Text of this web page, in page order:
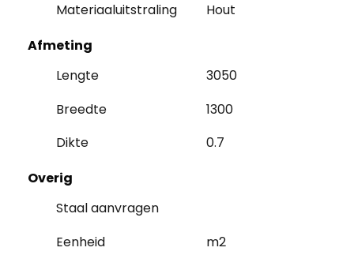
Materiaaluitstraling
Hout
Afmeting
Lengte
3050
Breedte
1300
Dikte
0.7
Overig
Staal aanvragen
Eenheid
m2